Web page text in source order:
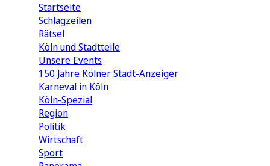
Startseite
Schlagzeilen
Rätsel
Köln und Stadtteile
Unsere Events
150 Jahre Kölner Stadt-Anzeiger
Karneval in Köln
Köln-Spezial
Region
Politik
Wirtschaft
Sport